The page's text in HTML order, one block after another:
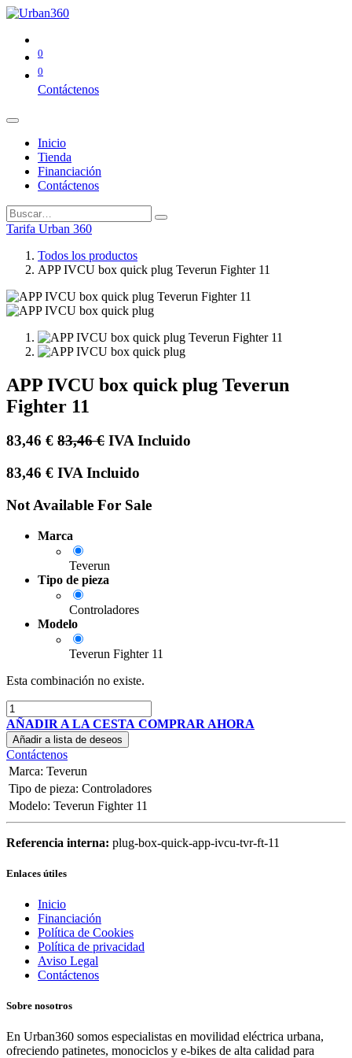
0
0
Contáctenos
Inicio
Tienda
Financiación
Contáctenos
Tarifa Urban 360
Todos los productos
APP IVCU box quick plug Teverun Fighter 11
APP IVCU box quick plug Teverun
Fighter 11
83,46 € 83,46€ IVA Incluido
83,46 € IVA Incluido
Not Available For Sale
Marca
Teverun
Tipo de pieza
Controladores
Modelo
Teverun Fighter 11
Esta combinación no existe.
AÑADIR A LA CESTA COMPRAR AHORA
Añadir a lista de deseos
Contáctenos
Marca: Teverun
Tipo de pieza: Controladores
Modelo: Teverun Fighter 11
Referencia interna: plug-box-quick-app-ivcu-tvr-ft-11
Enlaces útiles
Inicio
Financiación
Política de Cookies
Política de privacidad
Aviso Legal
Contáctenos
Sobre nosotros
En Urban360 somos especialistas en movilidad eléctrica urbana,
ofreciendo patinetes, monociclos y e-bikes de alta calidad para